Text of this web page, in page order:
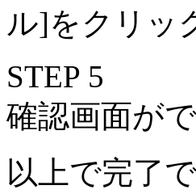
ル]をクリッ
STEP 5
確認画面が
以上で完了